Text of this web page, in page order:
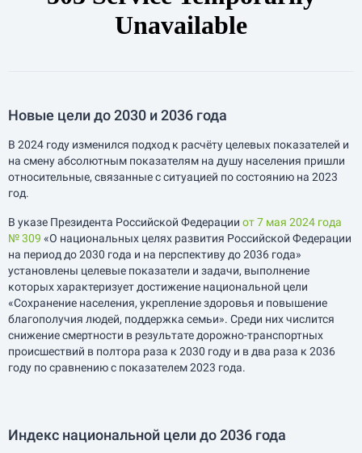
Новые цели до 2030 и 2036 года
В 2024 году изменился подход к расчёту целевых показателей и
на смену абсолютным показателям на душу населения пришли
относительные, связанные с ситуацией по состоянию на 2023
год.
В указе Президента Российской Федерации от 7 мая 2024 года
№ 309 «О национальных целях развития Российской Федерации
на период до 2030 года и на перспективу до 2036 года»
установлены целевые показатели и задачи, выполнение
которых характеризует достижение национальной цели
«Сохранение населения, укрепление здоровья и повышение
благополучия людей, поддержка семьи». Среди них числится
снижение смертности в результате дорожно-транспортных
происшествий в полтора раза к 2030 году и в два раза к 2036
году по сравнению с показателем 2023 года.
Индекс национальной цели до 2036 года